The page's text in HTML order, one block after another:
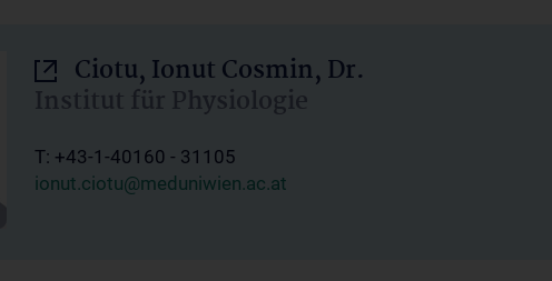
Ciotu, Ionut Cosmin, Dr.
Institut für Physiologie
T: +43-1-40160 - 31105
ionut.ciotu@meduniwien.ac.at